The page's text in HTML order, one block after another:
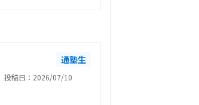
通塾生
投稿日：2026/07/10